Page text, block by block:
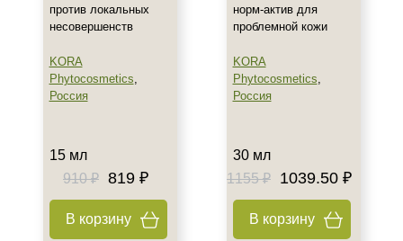
против локальных
несовершенств
KORA
Phytocosmetics,
Россия
15 мл
910 ₽ 819 ₽
В корзину
норм-актив для
проблемной кожи
KORA
Phytocosmetics,
Россия
30 мл
1155 ₽
1039.50 ₽
В корзину